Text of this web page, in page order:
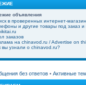
объявления
в проверенных интернет-
и другие товары под заказ и
заказов
на chinavod.ru / Advertise on
вы узнали о chinavod.ru?
без ответов • Активные